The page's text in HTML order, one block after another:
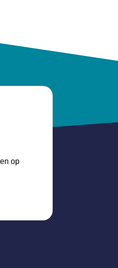
op